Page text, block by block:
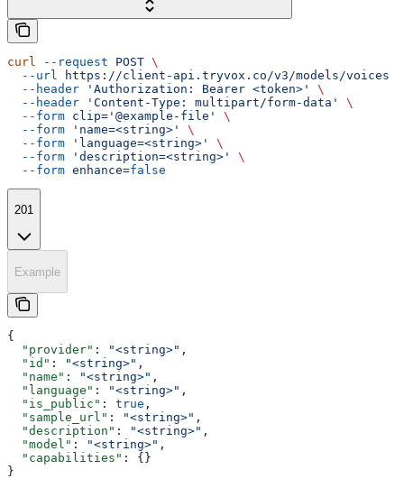
curl --request POST \
  --url
https://client-api.tryvox.co/v3/models/voices
  --header
'Authorization: Bearer <token>'
\
  --header
'Content-Type: multipart/form-data'
\
  --form
clip='@example-file'
\
  --form
'name=<string>'
\
  --form
'language=<string>'
\
  --form
'description=<string>'
\
  --form
enhance=false
201
Example
{
  "provider"
: "<string>" ,
  "id"
: "<string>" ,
  "name"
: "<string>" ,
  "language"
: "<string>" ,
  "is_public"
: true ,
  "sample_url"
: "<string>" ,
  "description"
: "<string>" ,
  "model"
: "<string>" ,
  "capabilities"
: {}
}